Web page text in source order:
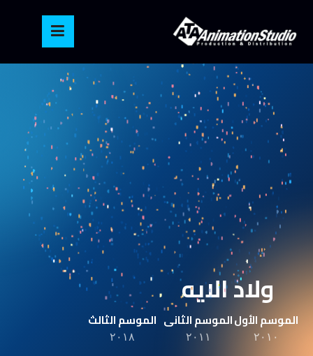
ولاد الايه
الموسم الأول
٢٠١٠
الموسم الثانى
٢٠١١
الموسم الثالث
٢٠١٨